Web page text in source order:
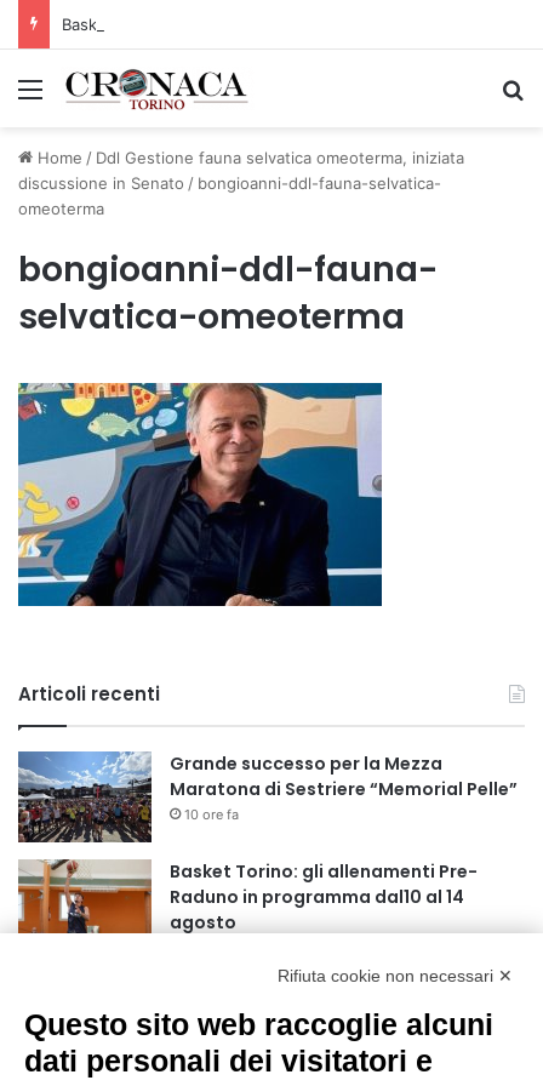
Menu
Home / Ddl Gestione fauna selvatica omeoterma, iniziata
discussione in Senato / bongioanni-ddl-fauna-selvatica-
omeoterma
bongioanni-ddl-fauna-
selvatica-omeoterma
Articoli recenti
Grande successo per la Mezza
Maratona di Sestriere “Memorial Pelle”
10 ore fa
Basket Torino: gli allenamenti Pre-
Raduno in programma dal10 al 14
agosto
75 anni di INFN. La comunità, la storia, il
futuro della ricerca in fisica
fondamentale in Italia
18 ore fa
Rifiuta cookie non necessari ✕
Questo sito web raccoglie alcuni
dati personali dei visitatori e